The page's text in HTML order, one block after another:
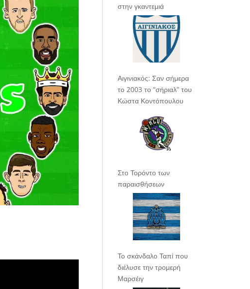
στην γκαντεμιά
Αιγινιακός: Σαν σήμερα
το 2003 το “σήριαλ” του
Κώστα Κοντόπουλου
Στο Τορόντο των
παραισθήσεων
Το σκάνδαλο Ταπί που
διέλυσε την τρομερή
Μαρσέιγ